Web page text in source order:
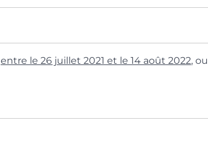
entre le 26 juillet 2021 et le 14 août 2022, ou